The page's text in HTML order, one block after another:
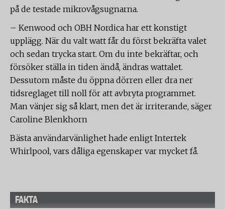
på de testade mikrovågsugnarna.
– Kenwood och OBH Nordica har ett konstigt
upplägg. När du valt watt får du först bekräfta valet
och sedan trycka start. Om du inte bekräftar, och
försöker ställa in tiden ändå, ändras wattalet.
Dessutom måste du öppna dörren eller dra ner
tidsreglaget till noll för att avbryta programmet.
Man vänjer sig så klart, men det är irriterande, säger
Caroline Blenkhorn
Bästa användarvänlighet hade enligt Intertek
Whirlpool, vars dåliga egenskaper var mycket få.
FAKTA